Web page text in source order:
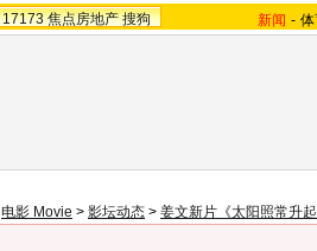
17173 焦点房地产 搜狗 新闻 -
电影 Movie > 影坛动态 > 姜文新片《太阳照常升